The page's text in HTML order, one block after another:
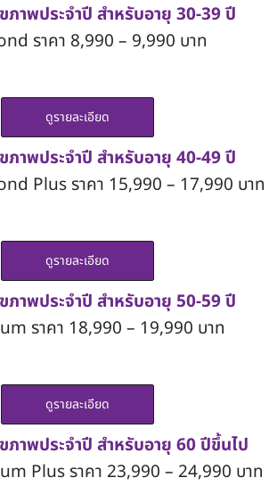
าพประจำปี สำหรับอายุ 30-39 ปี
ราคา 8,990 – 9,990 บาท
ดูรายละเอียด
าพประจำปี สำหรับอายุ 40-49 ปี
Plus ราคา 15,990 – 17,990 บาท
ดูรายละเอียด
าพประจำปี สำหรับอายุ 50-59 ปี
ราคา 18,990 – 19,990 บาท
ดูรายละเอียด
าพประจำปี สำหรับอายุ 60 ปีขึ้นไป
Plus ราคา 23,990 – 24,990 บาท